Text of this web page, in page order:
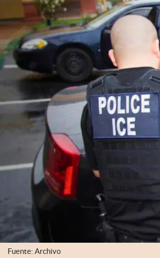
Fuente: Archivo